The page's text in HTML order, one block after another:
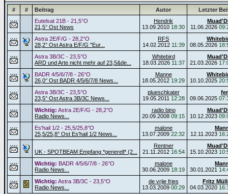
# # Beitrag Autor
Letzter
Eutelsat 21B - 21,5°O
21,5° Ost News
Hendrik
13.09.2010 18:30
11.06.2026
Astra 2E/F/G - 28,2°O
28,2° Ost Astra E/F/G "Eur...
RFS
14.02.2012 11:39
08.05.2026
Astra 3B/3C - 23,5°O
ARD und Arte nicht mehr auf 23,5&de...
Whitebird
18.03.2026 11:37
21.03.2026
BADR 4/5/6/7/8 - 26°O
26,0° Ost BADR 4/5/6/7/8 News...
Manne
18.05.2012 19:29
10.10.2025
Astra 3B/3C - 23,5°O
23,5° Ost Astra 3B/3C News...
plueschkater
19.05.2011 12:28
09.06.2025
Wichtig: Astra 2E/F/G - 28,2°O
Radio News...
radio bino
20.09.2008 09:15
10.12.2023
Es'hail 1/2 - 25,5/25,8°O
25,5/25,8° Ost Es'hail 1/2 News...
malone
13.07.2009 22:32
12.11.2023
UK - SPOTBEAM Empfang *generell* (2...
Rentner
21.11.2012 16:54
15.10.2023
Wichtig: BADR 4/5/6/7/8 - 26°O
Radio News...
malone
30.06.2009 18:19
30.01.2021
Wichtig: Astra 3B/3C - 23,5°O
Radio News...
de vrije fries
13.03.2009 00:29
Fritz
04.03.2020